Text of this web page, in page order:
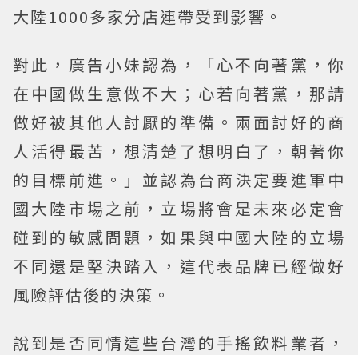
大陸1000多家分店連帶受到影響。
對此，廣告小妹認為，「心不向著黨，你
在中國做生意做不大；心若向著黨，那請
做好被其他人討厭的準備。兩面討好的商
人活得最苦，想清楚了想明白了，朝著你
的目標前進。」並認為台商決定要進軍中
國大陸市場之前，立場將會是未來必定會
碰到的敏感問題，如果與中國大陸的立場
不同還是堅決踏入，這代表品牌已經做好
風險評估後的決策。
說到是否同情這些台灣的手搖飲料業者，